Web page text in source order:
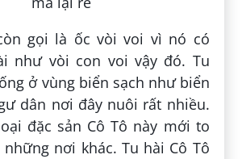
gọi là ốc vòi voi vì nó có
như vòi con voi vậy đó. Tu
ở vùng biển sạch như biển
dân nơi đây nuôi rất nhiều.
đặc sản Cô Tô này mới to
nơi khác. Tu hài Cô Tô